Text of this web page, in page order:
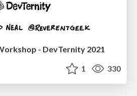
- DevTernity 2021
1 330